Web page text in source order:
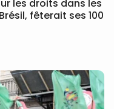
les droits dans les
fêterait ses 100